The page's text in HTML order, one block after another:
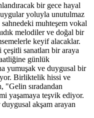
bir gece hayal
yoluyla unutulmaz
muhteşem vokal
melodiler ve doğal bir
keyif alacaklar.
sanatları bir araya
günlük
yumuşak ve duygusal bir
Birliktelik hissi ve
"Gelin sıradandan
yaşamaya teşvik ediyor.
akşam arayan